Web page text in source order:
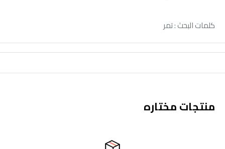
كلمات البحث : تمر
منتجات مختاره